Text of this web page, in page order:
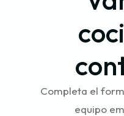
Completa el
equipo